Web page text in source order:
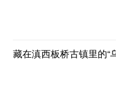
藏在滇西板桥古镇里的“